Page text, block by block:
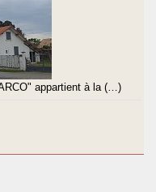
appartient à la (…)